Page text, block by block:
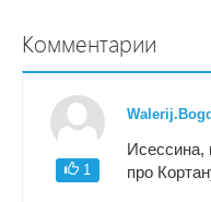
Комментарии
1
про